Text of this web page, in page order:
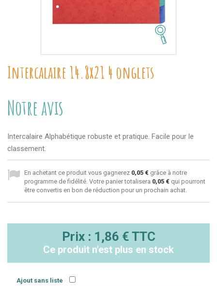
Intercalaire 14.8x21 4 onglets
Notre avis
Intercalaire Alphabétique robuste et pratique. Facile pour le
classement.
En achetant ce produit vous gagnerez 0,05 € grâce à notre
programme de fidélité. Votre panier totalisera 0,05 € qui pourront
être convertis en bon de réduction pour un prochain achat.
Prix : 1,86 € TTC
Ce produit n'est plus en stock
Ajout sans liste